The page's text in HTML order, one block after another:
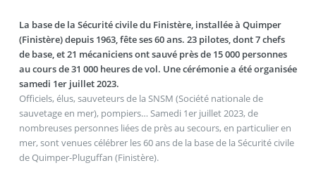
La base de la Sécurité civile du Finistère, installée à Quimper
(Finistère) depuis 1963, fête ses 60 ans. 23 pilotes, dont 7 chefs
de base, et 21 mécaniciens ont sauvé près de 15 000 personnes
au cours de 31 000 heures de vol. Une cérémonie a été organisée
samedi 1er juillet 2023.
Officiels, élus, sauveteurs de la SNSM (Société nationale de
sauvetage en mer), pompiers… Samedi 1er juillet 2023, de
nombreuses personnes liées de près au secours, en particulier en
mer, sont venues célébrer les 60 ans de la base de la Sécurité civile
de Quimper-Pluguffan (Finistère).